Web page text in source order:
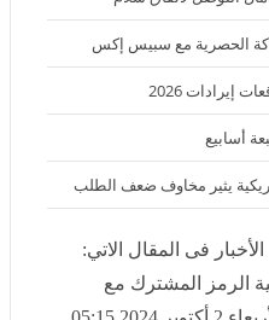
الحصرية مع سبيس إكس
يثير مخاوف ضعف الطلب
فى المقال الاتي:
الرمز المشترك مع خطوط